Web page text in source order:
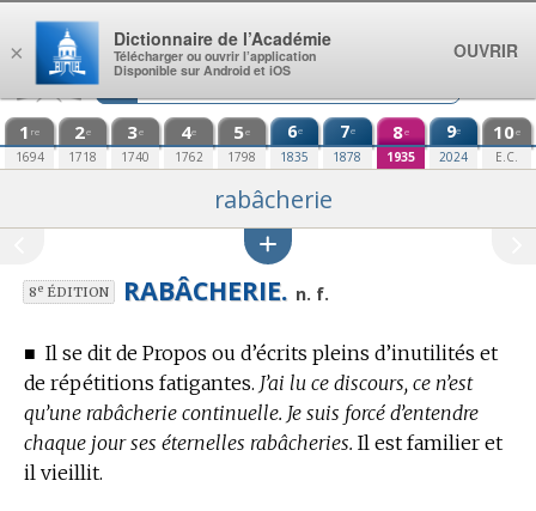
Aller au contenu
1 re
1694
2e
1718
3e
1740
4e
1762
5e
1798
6e
1835
7e
1878
8e
1935
9e
2024
10e
E.C.
rabâcherie
8eÉDITION RABÂCHERIE. n. f.
■ Il se dit de Propos ou d’écrits pleins d’inutilités et
de répétitions fatigantes. J’ai lu ce discours, ce n’est
qu’une rabâcherie continuelle. Je suis forcé d’entendre
chaque jour ses éternelles rabâcheries. Il est familier et
il vieillit.
×
Dictionnaire de l’Académie
Télécharger ou ouvrir l’application
Disponible sur Android et iOS
OUVRIR